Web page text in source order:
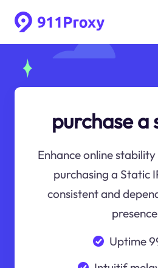
purchase a
Enhance online
purchasing a Static
consistent and
Uptime